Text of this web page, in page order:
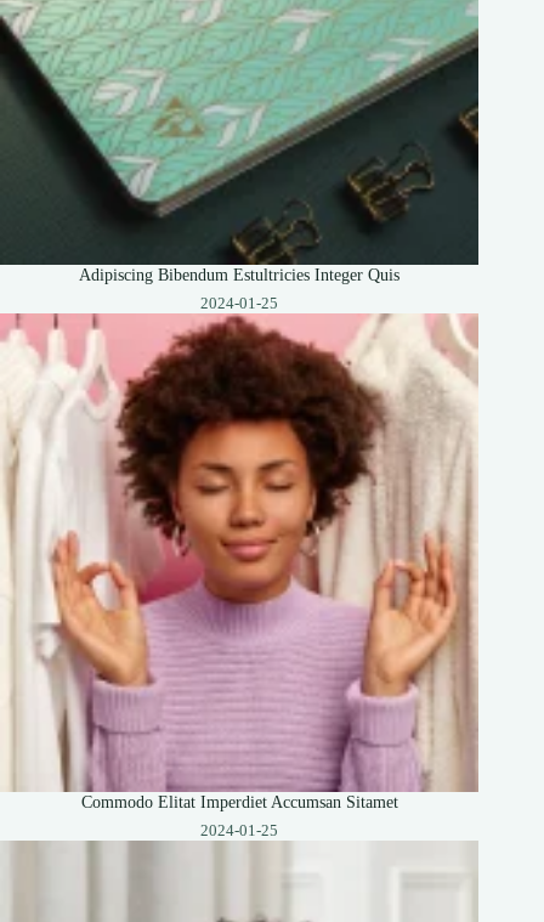
Adipiscing Bibendum Estultricies Integer Quis
2024-01-25
Commodo Elitat Imperdiet Accumsan Sitamet
2024-01-25